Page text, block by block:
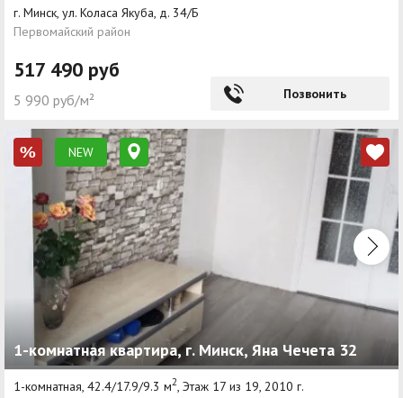
г. Минск, ул. Коласа Якуба, д. 34/Б
Первомайский район
517 490 руб
5 990 руб/м² Позвонить
% NEW
1-комнатная квартира, г. Минск, Яна Чечета 32
1-комнатная, 42.4/17.9/9.3 м2 , Этаж 17 из 19, 2010 г.